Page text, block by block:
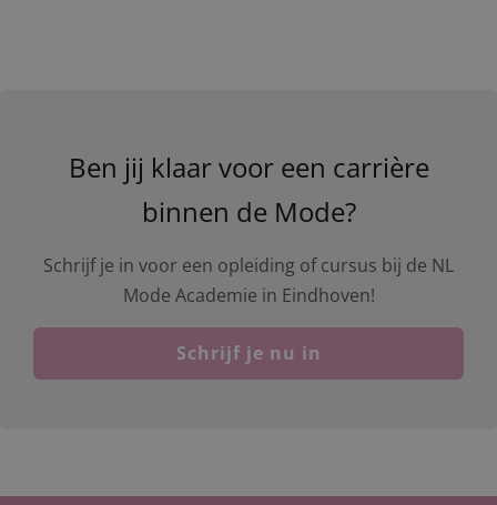
Ben jij klaar voor een carrière
binnen de Mode?
Schrijf je in voor een opleiding of cursus bij de NL
Mode Academie in Eindhoven!
Schrijf je nu in